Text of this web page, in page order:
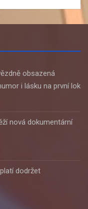
obsazená
i lásku na první lok
nová dokumentární
dodržet